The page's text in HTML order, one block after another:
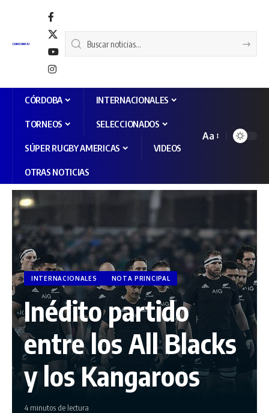
CÓRDOBA INTERNACIONALES
TORNEOS SELECCIONADOS
SÚPER RUGBY AMERICAS VIDEOS
OTRAS NOTICIAS
Aa
INTERNACIONALES NOTA PRINCIPAL
Inédito partido
entre los All Blacks
y los Kangaroos
4 minutos de lectura